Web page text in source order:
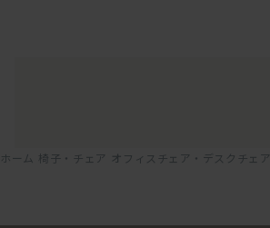
ホーム 椅子・チェア オフィスチェア・デスクチェア